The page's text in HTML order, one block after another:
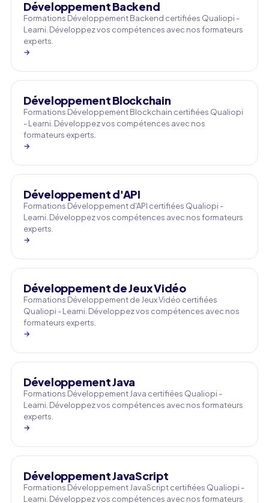
Développement Backend
Formations Développement Backend certifiées Qualiopi -
Learni. Développez vos compétences avec nos formateurs
experts.
→
Développement Blockchain
Formations Développement Blockchain certifiées Qualiopi
- Learni. Développez vos compétences avec nos
formateurs experts.
→
Développement d'API
Formations Développement d'API certifiées Qualiopi -
Learni. Développez vos compétences avec nos formateurs
experts.
→
Développement de Jeux Vidéo
Formations Développement de Jeux Vidéo certifiées
Qualiopi - Learni. Développez vos compétences avec nos
formateurs experts.
→
Développement Java
Formations Développement Java certifiées Qualiopi -
Learni. Développez vos compétences avec nos formateurs
experts.
→
Développement JavaScript
Formations Développement JavaScript certifiées Qualiopi -
Learni. Développez vos compétences avec nos formateurs